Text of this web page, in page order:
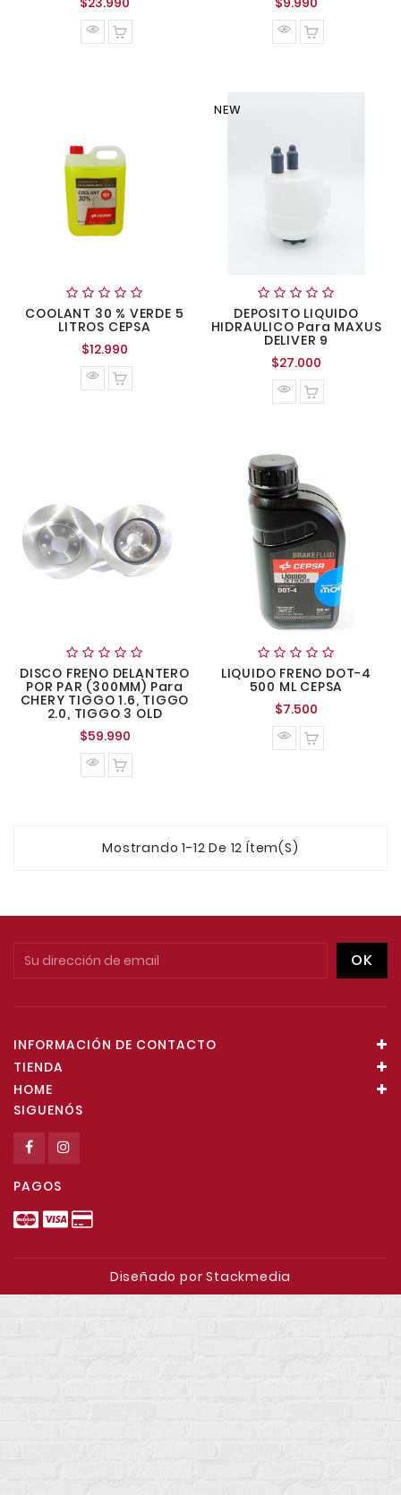
normal
normal
COOLANT 30 % VERDE 5
LITROS CEPSA
$12.990
normal
DEPOSITO LIQUIDO
HIDRAULICO Para MAXUS
DELIVER 9
$27.000
normal
NEW
DISCO FRENO DELANTERO
POR PAR (300MM) Para
CHERY TIGGO 1.6, TIGGO
2.0, TIGGO 3 OLD
$59.990Precio
normal
LIQUIDO FRENO DOT-4
500 ML CEPSA
$7.500
normal
Mostrando 1-12 De 12 Ítem(s)
INFORMACIÓN DE CONTACTO
TIENDA
HOME
SIGUENÓS
PAGOS
Diseñado por Stackmedia